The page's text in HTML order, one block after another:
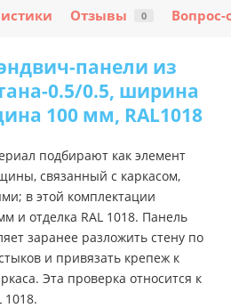
Отзывы 0 Вопрос-
панели из
0.5/0.5, ширина
100 мм, RAL1018
подбирают как элемент
связанный с каркасом,
в этой комплектации
и отделка RAL 1018. Панель
заранее разложить стену по
и привязать крепеж к
Эта проверка относится к
1018.